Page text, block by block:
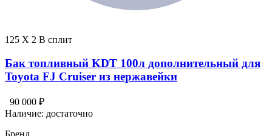
125 X 2 В сплит
Бак топливный KDT 100л дополнительный для
Toyota FJ Cruiser из нержавейки
90 000 ₽
Наличие: достаточно
Бренд